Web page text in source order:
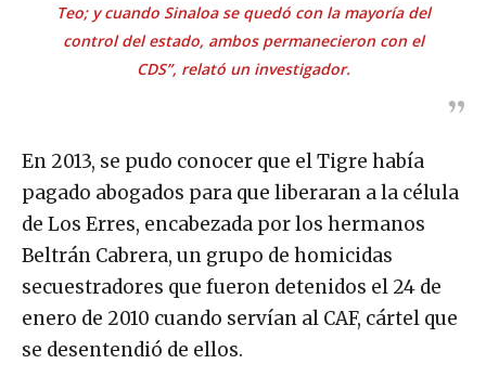
Teo; y cuando Sinaloa se quedó con la mayoría del
control del estado, ambos permanecieron con el
CDS”, relató un investigador.
En 2013, se pudo conocer que el Tigre había
pagado abogados para que liberaran a la célula
de Los Erres, encabezada por los hermanos
Beltrán Cabrera, un grupo de homicidas
secuestradores que fueron detenidos el 24 de
enero de 2010 cuando servían al CAF, cártel que
se desentendió de ellos.